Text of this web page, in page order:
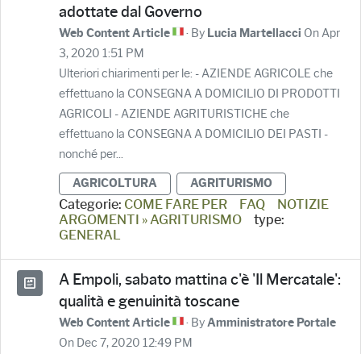
adottate dal Governo
Web Content Article · By Lucia Martellacci On Apr
3, 2020 1:51 PM
Ulteriori chiarimenti per le: - AZIENDE AGRICOLE che
effettuano la CONSEGNA A DOMICILIO DI PRODOTTI
AGRICOLI - AZIENDE AGRITURISTICHE che
effettuano la CONSEGNA A DOMICILIO DEI PASTI -
nonché per...
AGRICOLTURA AGRITURISMO
Categorie: COME FARE PER FAQ
NOTIZIE
ARGOMENTI » AGRITURISMO
type:
GENERAL
A Empoli, sabato mattina c'è 'Il Mercatale':
qualità e genuinità toscane
Web Content Article · ByAmministratore Portale
On Dec 7, 2020 12:49 PM